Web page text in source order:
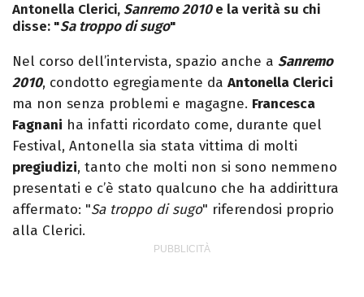
Antonella Clerici,Sanremo 2010e la verità su chi
disse: "Sa troppo di sugo"
Nel corso dell’intervista, spazio anche a Sanremo
2010, condotto egregiamente da Antonella Clerici
ma non senza problemi e magagne. Francesca
Fagnani ha infatti ricordato come, durante quel
Festival, Antonella sia stata vittima di molti
pregiudizi, tanto che molti non si sono nemmeno
presentati e c’è stato qualcuno che ha addirittura
affermato: "Sa troppo di sugo" riferendosi proprio
alla Clerici.